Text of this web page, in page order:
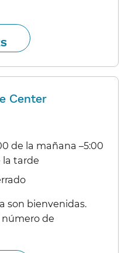
Center
de la mañana –5:00
la tarde​​
son bienvenidas.
número de